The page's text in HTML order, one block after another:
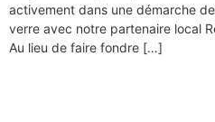
activement dans une démarche
verre avec notre partenaire local
Au lieu de faire fondre […]